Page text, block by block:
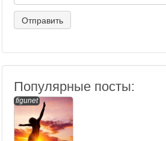
Популярные посты:
figunet